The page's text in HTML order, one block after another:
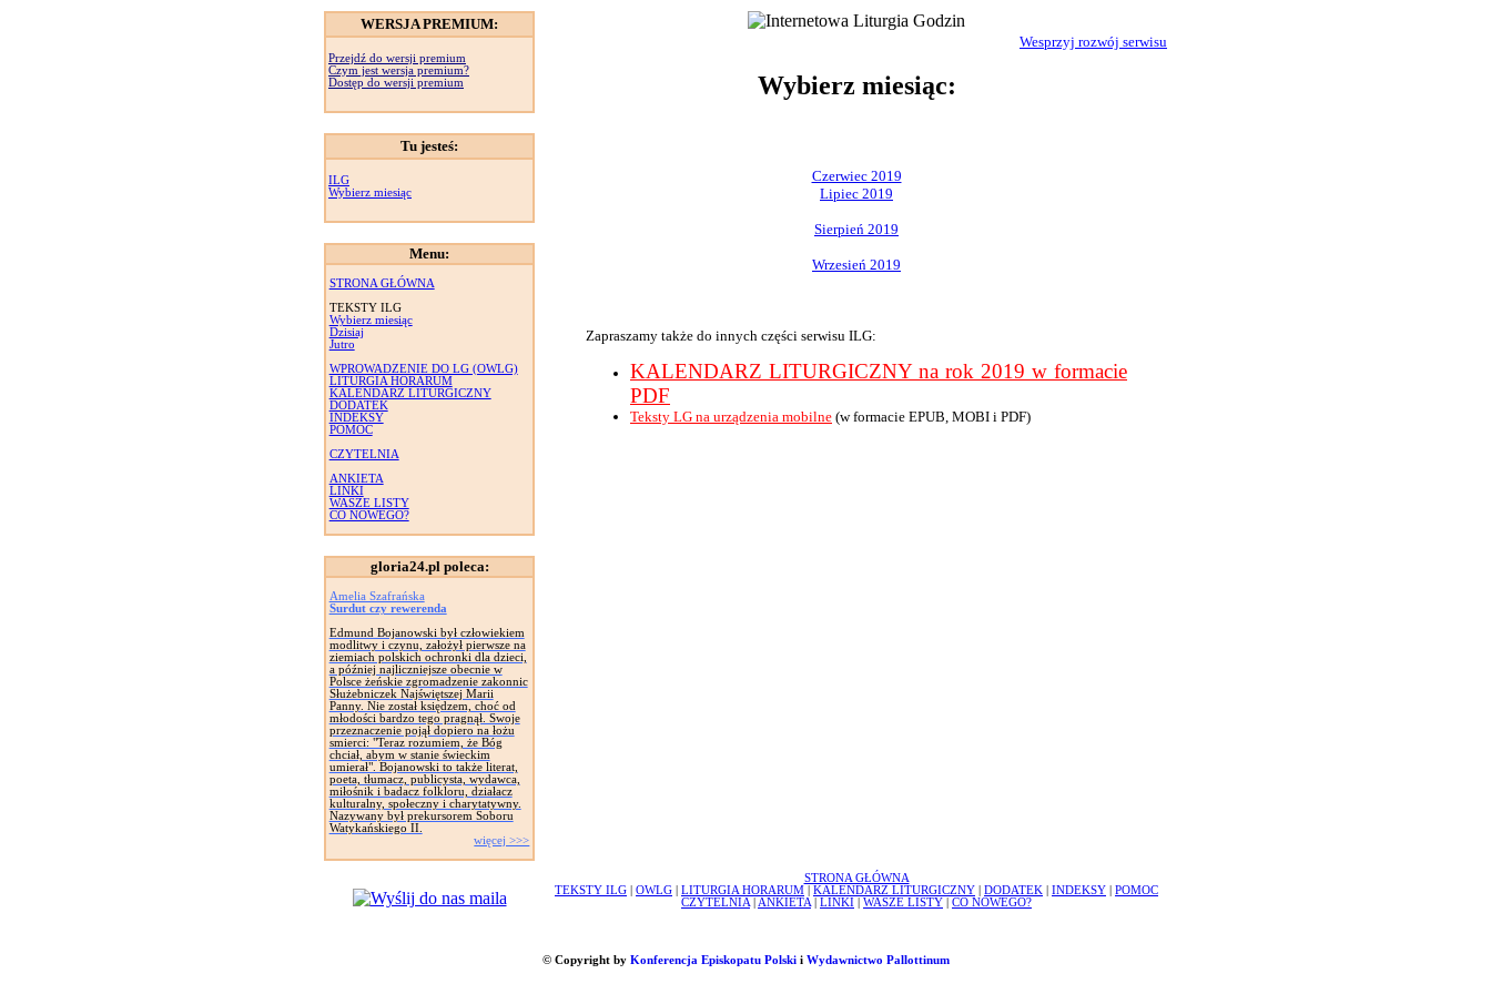
WERSJA PREMIUM:
Przejdź do wersji premium
Czym jest wersja premium?
Dostęp do wersji premium
Tu jesteś:
ILG
Wybierz miesiąc
Menu:
STRONA GŁÓWNA
TEKSTY ILG
Wybierz miesiąc
Dzisiaj
Jutro
WPROWADZENIE DO LG (OWLG)
LITURGIA HORARUM
KALENDARZ LITURGICZNY
DODATEK
INDEKSY
POMOC
CZYTELNIA
ANKIETA
LINKI
WASZE LISTY
CO NOWEGO?
gloria24.pl poleca:
Amelia Szafrańska
Surdut czy rewerenda
Edmund Bojanowski był człowiekiem
modlitwy i czynu, założył pierwsze na
ziemiach polskich ochronki dla dzieci,
a później najliczniejsze obecnie w
Polsce żeńskie zgromadzenie zakonnic
Służebniczek Najświętszej Marii
Panny. Nie został księdzem, choć od
młodości bardzo tego pragnął. Swoje
przeznaczenie pojął dopiero na łożu
smierci: "Teraz rozumiem, że Bóg
chciał, abym w stanie świeckim
umierał". Bojanowski to także literat,
poeta, tłumacz, publicysta, wydawca,
miłośnik i badacz folkloru, działacz
kulturalny, społeczny i charytatywny.
Nazywany był prekursorem Soboru
Watykańskiego II.
więcej >>>
Wesprzyj rozwój serwisu
Wybierz miesiąc:
Czerwiec 2019
Lipiec 2019
Sierpień 2019
Wrzesień 2019
Zapraszamy także do innych części serwisu ILG:
KALENDARZ LITURGICZNY na rok 2019 w formacie
PDF
Teksty LG na urządzenia mobilne (w formacie EPUB, MOBI i PDF)
STRONA GŁÓWNA
TEKSTY ILG
OWLG LITURGIA HORARUM KALENDARZ LITURGICZNY DODATEK INDEKSY
POMOC
CZYTELNIA
ANKIETA LINKI WASZE LISTY CO NOWEGO?
© Copyright by Konferencja Episkopatu Polskii Wydawnictwo Pallottinum